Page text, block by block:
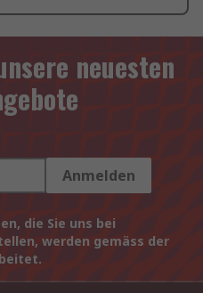
neuesten
Anmelden
die Sie uns bei
werden gemäss der